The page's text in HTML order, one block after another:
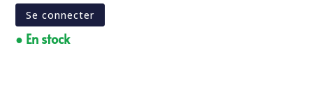
Se connecter
● En stock